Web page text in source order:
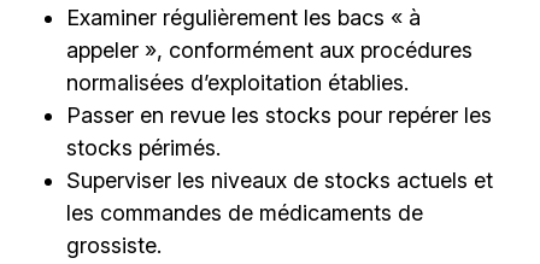
Examiner régulièrement les bacs « à
appeler », conformément aux procédures
normalisées d’exploitation établies.
Passer en revue les stocks pour repérer les
stocks périmés.
Superviser les niveaux de stocks actuels et
les commandes de médicaments de
grossiste.